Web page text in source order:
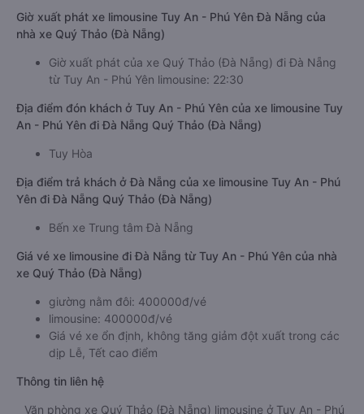
Giờ xuất phát xe limousine Tuy An - Phú Yên Đà Nẵng của
nhà xe Quý Thảo (Đà Nẵng)
Giờ xuất phát của xe Quý Thảo (Đà Nẵng) đi Đà Nẵng
từ Tuy An - Phú Yên limousine: 22:30
Địa điểm đón khách ở Tuy An - Phú Yên của xe limousine Tuy
An - Phú Yên đi Đà Nẵng Quý Thảo (Đà Nẵng)
Tuy Hòa
Địa điểm trả khách ở Đà Nẵng của xe limousine Tuy An - Phú
Yên đi Đà Nẵng Quý Thảo (Đà Nẵng)
Bến xe Trung tâm Đà Nẵng
Giá vé xe limousine đi Đà Nẵng từ Tuy An - Phú Yên của nhà
xe Quý Thảo (Đà Nẵng)
giường nằm đôi: 400000đ/vé
limousine: 400000đ/vé
Giá vé xe ổn định, không tăng giảm đột xuất trong các
dịp Lễ, Tết cao điểm
Thông tin liên hệ
Văn phòng xe Quý Thảo (Đà Nẵng) limousine ở Tuy An - Phú